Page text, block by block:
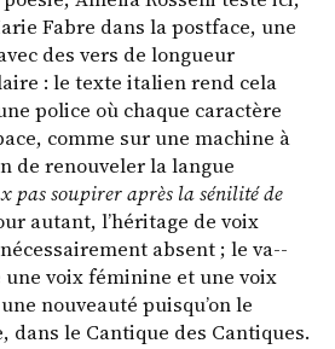
Fabre dans la postface, une
des vers de longueur
: le texte italien rend cela
police où chaque caractère
comme sur une machine à
de renouveler la langue
pas soupirer après la sénilité de
autant, l’héritage de voix
nécessairement absent ; le va-­
voix féminine et une voix
nouveauté puisqu’on le
dans le Cantique des Cantiques.